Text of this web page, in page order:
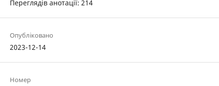
Переглядів анотації: 214
Опубліковано
2023-12-14
Номер